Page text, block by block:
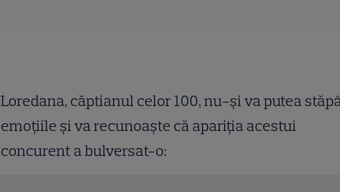
Loredana, căptianul celor 100, nu-și va putea
emoțiile și va recunoaște că apariția acestui
concurent a bulversat-o: